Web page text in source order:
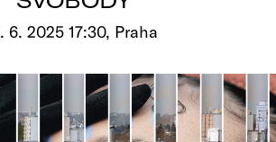
6. 2025 17:30, Praha